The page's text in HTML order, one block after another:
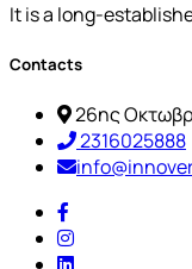
It is a long-
Contacts
26ης
2316025888